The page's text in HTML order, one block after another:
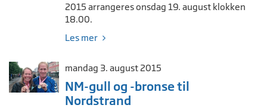
2015 arrangeres onsdag 19. august klokken
18.00.
Les mer
mandag 3. august 2015
NM-gull og -bronse til
Nordstrand